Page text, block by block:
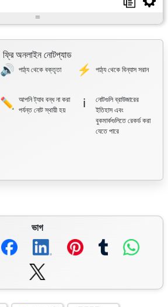
=
ফ্রি অনলাইন নোটপ্যাড
🔊 পাঠ্য থেকে বক্তৃতা ⚡ পাঠ্য থেকে বিন্যাস সরান
✏️ আপনি ট্যাব বন্ধ না করা
পর্যন্ত নোট স্থায়ী হয়
ℹ️
নোটগুলি ব্রাউজারের
ইতিহাস এবং
বুকমার্কগুলিতে রেকর্ড করা
যেতে পারে
ভাগ